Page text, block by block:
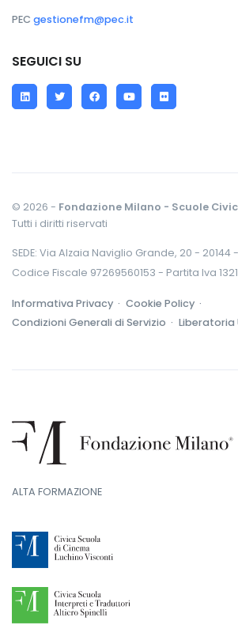
PEC gestionefm@pec.it
SEGUICI SU
LinkedInTwitterFacebookYouTube
Flickr
© 2026 - Fondazione Milano - Scuole
Tutti i diritti riservati
SEDE: Via Alzaia Naviglio Grande, 20 - 20144
Codice Fiscale 97269560153 - Partita Iva
Informativa Privacy · Cookie Policy ·
Condizioni Generali di Servizio · Liberatoria
ALTA FORMAZIONE